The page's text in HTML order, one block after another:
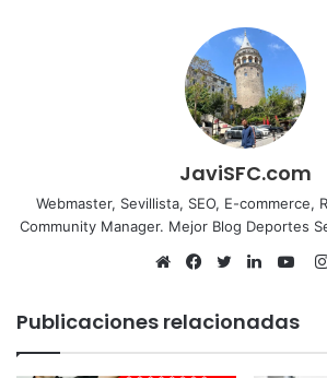
JaviSFC.com
Webmaster, Sevillista, SEO, E-commerce,
Community Manager. Mejor Blog Deportes
web
Publicaciones relacionadas